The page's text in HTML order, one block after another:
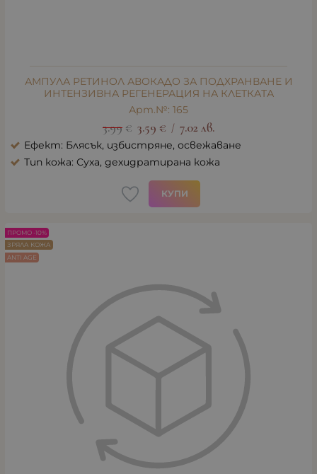
АМПУЛА РЕТИНОЛ АВОКАДО ЗА ПОДХРАНВАНЕ И
ИНТЕНЗИВНА РЕГЕНЕРАЦИЯ НА КЛЕТКАТА
Арт.№: 165
3.99 € 3.59 € / 7.02 лв.
Ефект: Блясък, избистряне, освежаване
Тип кожа: Суха, дехидратирана кожа
КУПИ
ПРОМО -10%
ЗРЯЛА КОЖА
ANTI AGE